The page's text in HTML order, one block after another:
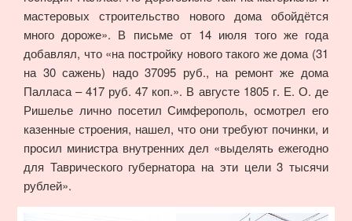
мастеровых строительство нового дома обойдётся
много дороже». В письме от 14 июля того же года
добавлял, что «на постройку нового такого же дома (31
на 30 сажень) надо 37095 руб., на ремонт же дома
Палласа – 417 руб. 47 коп.». В августе 1805 г. Е. О. де
Ришелье лично посетил Симферополь, осмотрел его
казенные строения, нашел, что они требуют починки, и
просил министра внутренних дел «выделять ежегодно
для Таврического губернатора на эти цели 3 тысячи
рублей».